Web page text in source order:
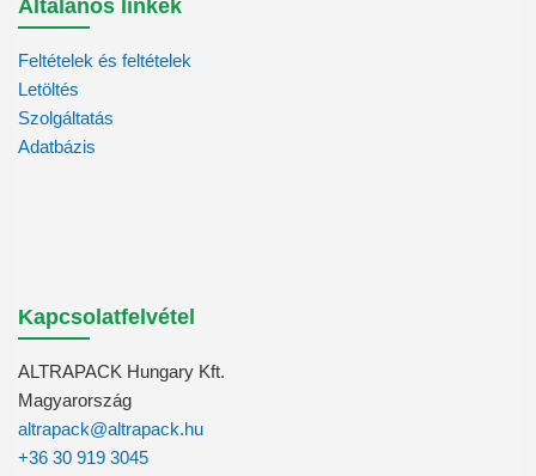
Általános linkek
Feltételek és feltételek
Letöltés
Szolgáltatás
Adatbázis
Kapcsolatfelvétel
ALTRAPACK Hungary Kft.
Magyarország
altrapack@altrapack.hu
+36 30 919 3045